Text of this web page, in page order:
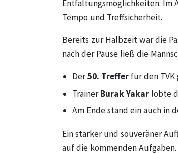
Entfaltungsmöglichkeiten. Im
Tempo und Treffsicherheit.
Bereits zur Halbzeit war die
nach der Pause ließ die
Der50. Treffer für den TVK
TrainerBurak Yakar lobte
Am Ende stand ein auch in
Ein starker und souveräner
auf die kommenden Aufgaben.